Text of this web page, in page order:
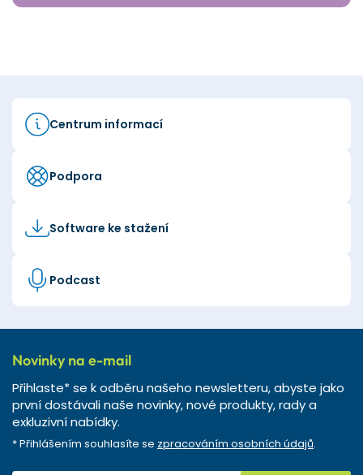
Centrum informací
Podpora
Software ke stažení
Podcast
Novinky na e-mail
Přihlaste* se k odběru našeho newsletteru, abyste jako
první dostávali naše novinky, nové produkty, rady a
exkluzivní nabídky.
* Přihlášením souhlasíte se zpracováním osobních údajů.